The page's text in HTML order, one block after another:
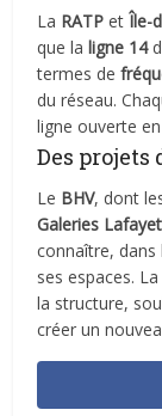
La RATP etÎle-
que la ligne 14
termes de
du réseau.
ligne ouverte
Des projets
Le BHV, dont
Galeries
connaître,
ses espaces.
la structure,
créer un